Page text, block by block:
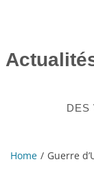
DES
Home Guerre